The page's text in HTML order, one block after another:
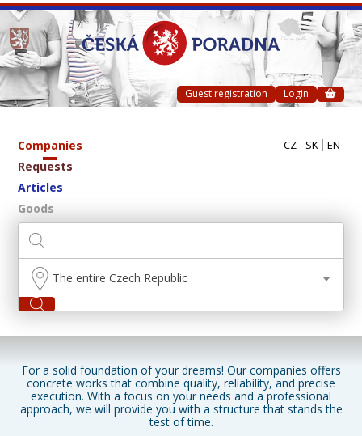
Guest registration Login
Companies
Requests
Articles
Goods
CZ SK EN
The entire Czech Republic
For a solid foundation of your dreams! Our companies offers
concrete works that combine quality, reliability, and precise
execution. With a focus on your needs and a professional
approach, we will provide you with a structure that stands the
test of time.